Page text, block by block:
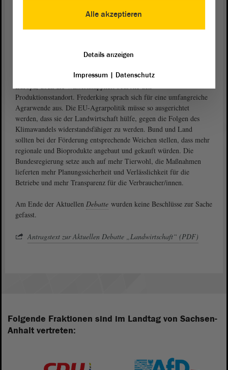
monierte Hauser, er werde da keine Ruhe geben.
Lebensmittelknappheit sei in Europa eine ernste Bedrohung, gab
Spanien produziere mehr als ein Viertel von Obst und Gemüse in
Produktionsstandort. Frederking sprach sich für eine umfangreiche
Agrarwende aus. Die EU-Agrarpolitik müsse so ausgerichtet
werden, dass sie der Landwirtschaft hülfe, gegen die Folgen des
Klimawandels widerstandsfähiger zu werden. Bund und Land
sollten bei der Förderung entsprechende Weichen stellen, dass mehr
regionale und Bioprodukte angebaut und gekauft würden. Die
Bundesregierung setze auch auf mehr Tierwohl, die Maßnahmen
lieferten mehr Planungssicherheit und Verlässlichkeit für die
Betriebe und mehr Transparenz für die Verbraucher/innen.
Am Ende der Aktuellen Debatte wurden keine Beschlüsse zur Sache
gefasst.
Antragstext zur Aktuellen Debatte „Landwirtschaft“ (PDF)
Folgende Fraktionen sind im Landtag von Sachsen-
Anhalt vertreten:
Alle akzeptieren
Details anzeigen
Impressum| Datenschutz